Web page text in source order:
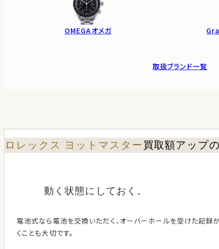
OMEGAオメガ
取扱ブランド一覧
ロレックス ヨットマスター 買取額アップ
動く状態に しておく。
電池式なら電池を交換いただく、オーバーホールを受けた記録
くことも大切です。